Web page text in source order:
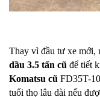
Thay vì đầu tư xe mới,
dầu 3.5 tấn cũ để tiết
Komatsu cũ FD35T-
tuổi thọ lâu dài nếu